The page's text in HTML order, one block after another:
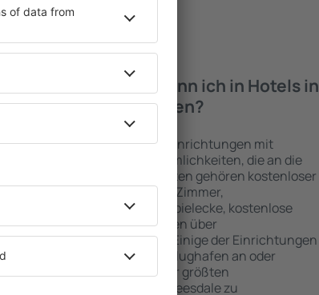
Annehmlichkeiten kann ich in Hotels in
in Teesdale finden?
Middleton in Teesdale sind Einrichtungen mit
Standards sowie Annehmlichkeiten, die an die
sind . Zu den beliebtesten gehören kostenloser
SPA-Zone, Bar / Safe im Zimmer,
Essbereich, Kinderspielecke, kostenlose
sowie Informationsbroschüren über
in der Umgebung. Einige der Einrichtungen
einen Transport vom/zum Flughafen an oder
Ausflüge auf den Spuren der größten
in in Middleton in Teesdale zu